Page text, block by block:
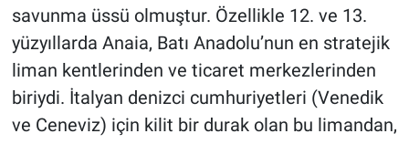
savunma üssü olmuştur. Özellikle 12. ve 13.
yüzyıllarda Anaia, Batı Anadolu’nun en stratejik
liman kentlerinden ve ticaret merkezlerinden
biriydi. İtalyan denizci cumhuriyetleri (Venedik
ve Ceneviz) için kilit bir durak olan bu limandan,